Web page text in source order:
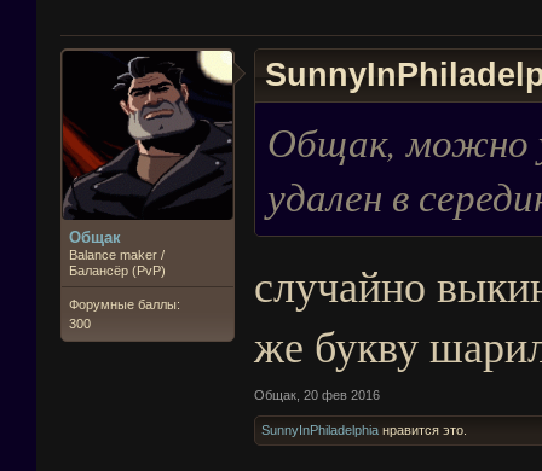
Общак
Balance maker /
Балансёр (PvP)
Форумные баллы:
300
Общак, можно
удален в
случайно
же букву
Общак 20 фев 2016
SunnyInPhiladelphia нравится это.